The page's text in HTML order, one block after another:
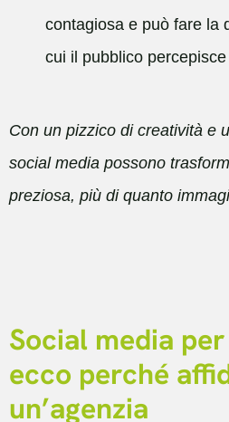
contagiosa e può fare la
cui il pubblico
Con un pizzico di creatività e
social media possono
preziosa, più di quanto
Social media
ecco perché
un’agenzia